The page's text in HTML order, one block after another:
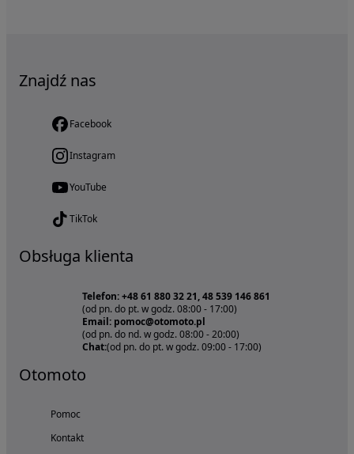
Znajdź nas
Facebook
Instagram
YouTube
TikTok
Obsługa klienta
Telefon: +48 61 880 32 21, 48 539 146 861
(od pn. do pt. w godz. 08:00 - 17:00)
Email: pomoc@otomoto.pl
(od pn. do nd. w godz. 08:00 - 20:00)
Chat:(od pn. do pt. w godz. 09:00 - 17:00)
Otomoto
Pomoc
Kontakt